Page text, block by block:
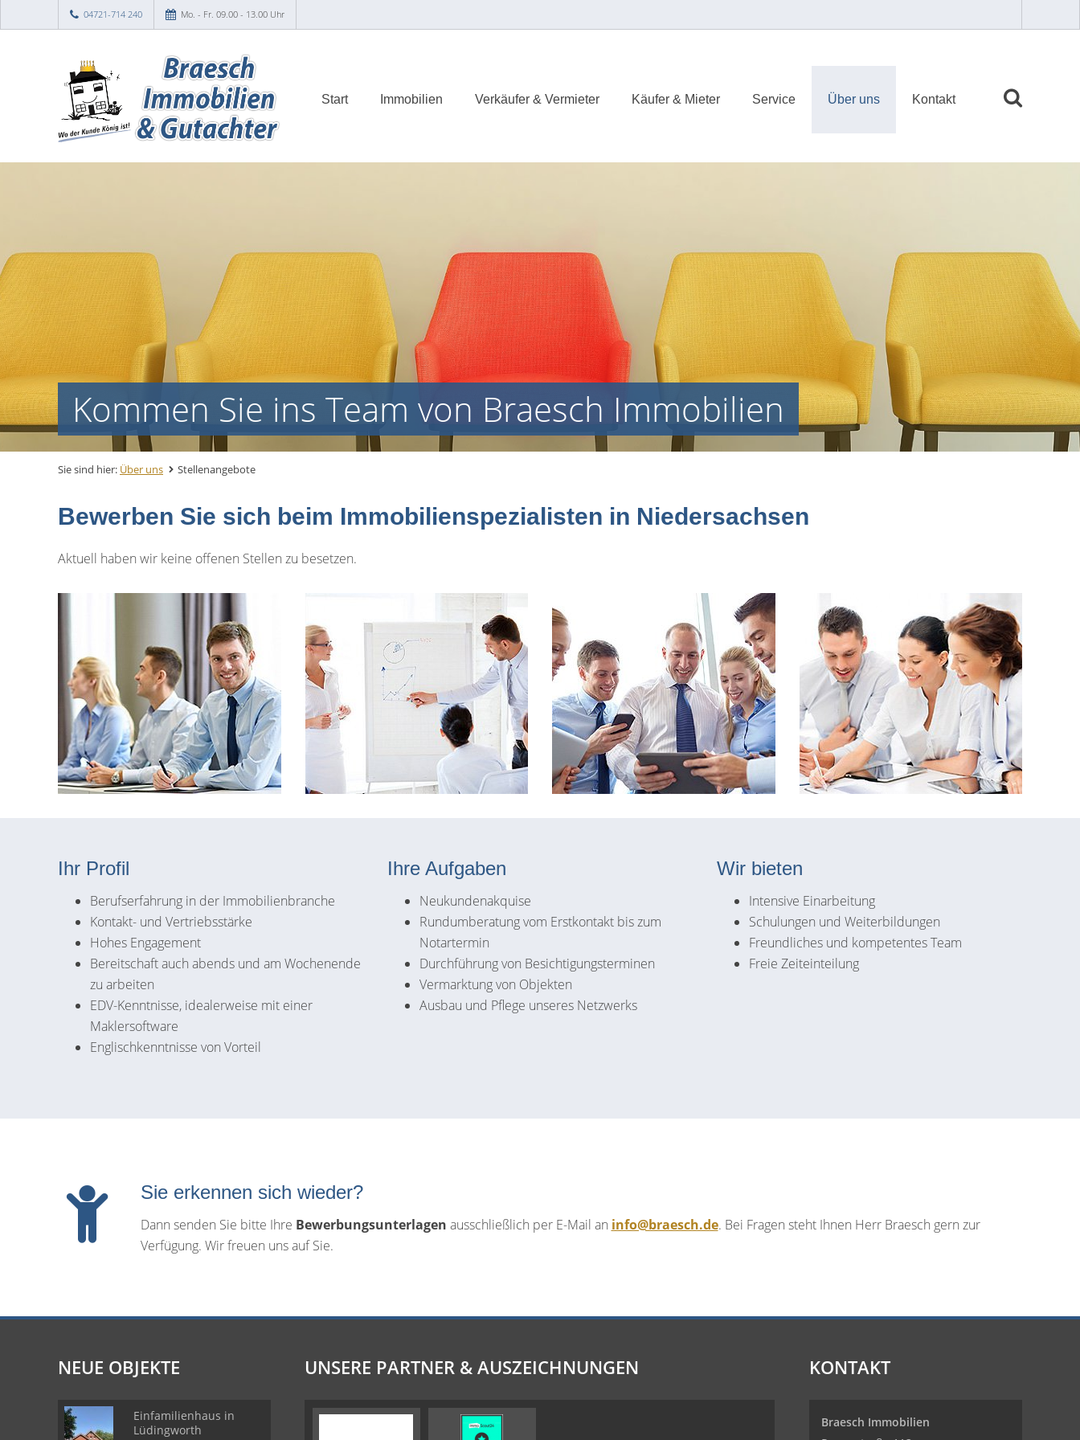
04721-714 240 Mo. - Fr. 09.00 - 13.00 Uhr
Start Immobilien Verkäufer & Vermieter Käufer & Mieter Service Über uns Kontakt
Kommen Sie ins Team von Braesch Immobilien
Sie sind hier: Über uns Stellenangebote
Bewerben Sie sich beim Immobilienspezialisten in Niedersachsen
Aktuell haben wir keine offenen Stellen zu besetzen.
Ihr Profil
Berufserfahrung in der Immobilienbranche
Kontakt- und Vertriebsstärke
Hohes Engagement
Bereitschaft auch abends und am Wochenende
zu arbeiten
EDV-Kenntnisse, idealerweise mit einer
Maklersoftware
Englischkenntnisse von Vorteil
Ihre Aufgaben
Neukundenakquise
Rundumberatung vom Erstkontakt bis zum
Notartermin
Durchführung von Besichtigungsterminen
Vermarktung von Objekten
Ausbau und Pflege unseres Netzwerks
Wir bieten
Intensive Einarbeitung
Schulungen und Weiterbildungen
Freundliches und kompetentes Team
Freie Zeiteinteilung
Sie erkennen sich wieder?
Dann senden Sie bitte Ihre Bewerbungsunterlagen ausschließlich per E-Mail an info@braesch.de. Bei Fragen steht Ihnen Herr Braesch gern zur
Verfügung. Wir freuen uns auf Sie.
NEUE OBJEKTE
Einfamilienhaus in
Lüdingworth
UNSERE PARTNER & AUSZEICHNUNGEN KONTAKT
Braesch Immobilien